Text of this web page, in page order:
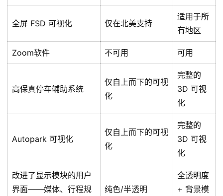
全屏 FSD 可视化 仅在北美支持
适用于所
有地区
Zoom软件 不可用 可用
高保真停车辅助系统
仅自上而下的可视
化
完整的
3D 可视
化
Autopark 可视化
仅自上而下的可视
化
完整的
3D 可视
化
改进了显示模块的用户
界面——媒体、行程规
纯色/半透明
全透明度
+ 背景模